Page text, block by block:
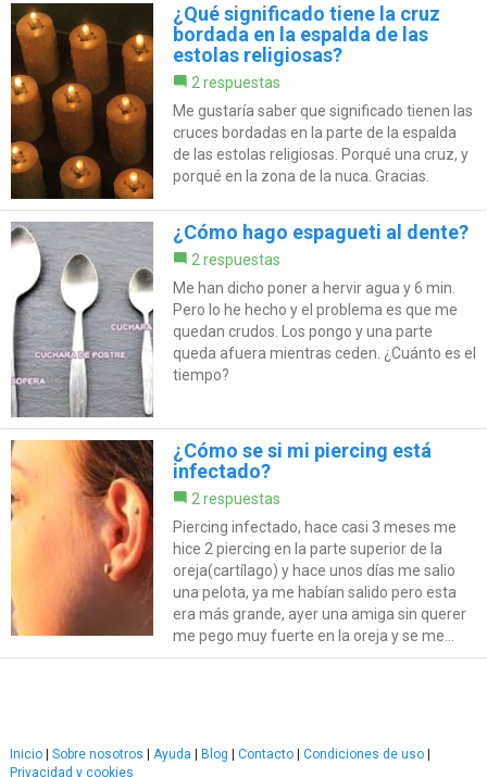
¿Qué significado tiene la cruz
bordada en la espalda de las
estolas religiosas?
2 respuestas
Me gustaría saber que significado tienen las
cruces bordadas en la parte de la espalda
de las estolas religiosas. Porqué una cruz, y
porqué en la zona de la nuca. Gracias.
¿Cómo hago espagueti al dente?
2 respuestas
Me han dicho poner a hervir agua y 6 min.
Pero lo he hecho y el problema es que me
quedan crudos. Los pongo y una parte
queda afuera mientras ceden. ¿Cuánto es el
tiempo?
¿Cómo se si mi piercing está
infectado?
2 respuestas
Piercing infectado, hace casi 3 meses me
hice 2 piercing en la parte superior de la
oreja(cartílago) y hace unos días me salio
una pelota, ya me habían salido pero esta
era más grande, ayer una amiga sin querer
me pego muy fuerte en la oreja y se me...
Inicio | Sobre nosotros | Ayuda | Blog | Contacto | Condiciones de uso |
Privacidad y cookies